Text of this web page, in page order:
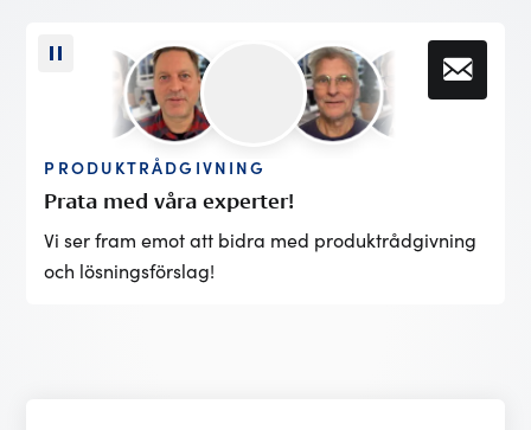
PRODUKTRÅDGIVNING
Prata med våra experter!
Vi ser fram emot att bidra med produktrådgivning
och lösningsförslag!